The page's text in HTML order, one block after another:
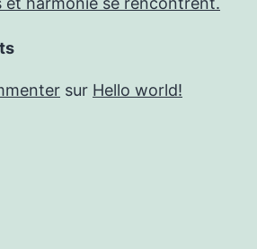
sur Hello world!